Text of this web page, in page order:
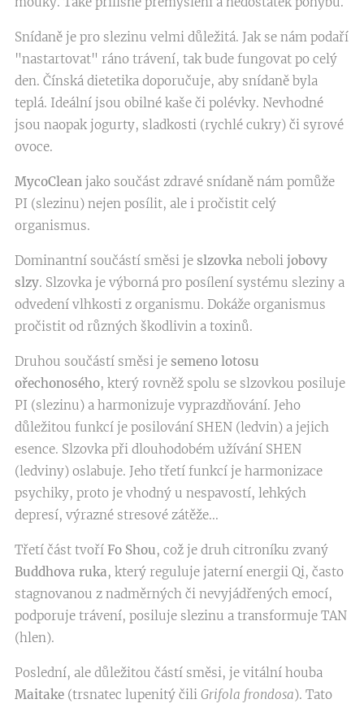
Snídaně je pro slezinu velmi důležitá. Jak se nám podaří
"nastartovat" ráno trávení, tak bude fungovat po celý
den. Čínská dietetika doporučuje, aby snídaně byla
teplá. Ideální jsou obilné kaše či polévky. Nevhodné
jsou naopak jogurty, sladkosti (rychlé cukry) či syrové
ovoce.
MycoClean jako součást zdravé snídaně nám pomůže
PI (slezinu) nejen posílit, ale i pročistit celý
organismus.
Dominantní součástí směsi je slzovka neboli jobovy
slzy. Slzovka je výborná pro posílení systému sleziny a
odvedení vlhkosti z organismu. Dokáže organismus
pročistit od různých škodlivin a toxinů.
Druhou součástí směsi je semeno lotosu
ořechonosého, který rovněž spolu se slzovkou posiluje
PI (slezinu) a harmonizuje vyprazdňování. Jeho
důležitou funkcí je posilování SHEN (ledvin) a jejich
esence. Slzovka při dlouhodobém užívání SHEN
(ledviny) oslabuje. Jeho třetí funkcí je harmonizace
psychiky, proto je vhodný u nespavostí, lehkých
depresí, výrazné stresové zátěže...
Třetí část tvoří Fo Shou, což je druh citroníku zvaný
Buddhova ruka, který reguluje jaterní energii Qi, často
stagnovanou z nadměrných či nevyjádřených emocí,
podporuje trávení, posiluje slezinu a transformuje TAN
(hlen).
Poslední, ale důležitou částí směsi, je vitální houba
Maitake (trsnatec lupenitý čili Grifola frondosa). Tato